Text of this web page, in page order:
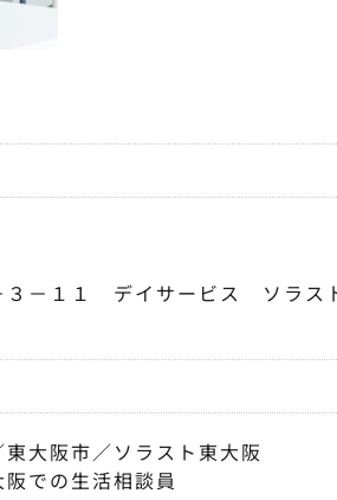
３－１１ デイサービス ソラス
大阪市／ソラスト東大阪
での生活相談員